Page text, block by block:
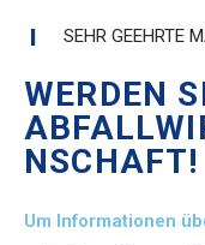
SEHR GEEHRTE
WERDEN
NSCHAFT!
Um Informationen